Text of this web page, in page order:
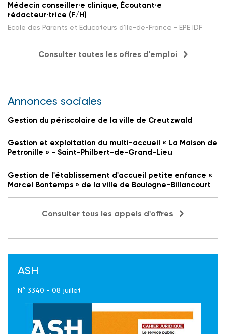
Médecin conseiller·e clinique, Écoutant·e
rédacteur·trice (F/H)
Ecole des Parents et Educateurs d'Ile-de-France - EPE IDF
Consulter toutes les offres d'emploi
Annonces sociales
Gestion du périscolaire de la ville de Creutzwald
Gestion et exploitation du multi-accueil « La Maison de
Petronille » - Saint-Philbert-de-Grand-Lieu
Gestion de l'établissement d'accueil petite enfance «
Marcel Bontemps » de la ville de Boulogne-Billancourt
Consulter tous les appels d'offres
ASH
N° 3340 - 08 juillet